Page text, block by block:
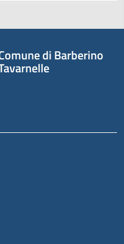
di Barberino